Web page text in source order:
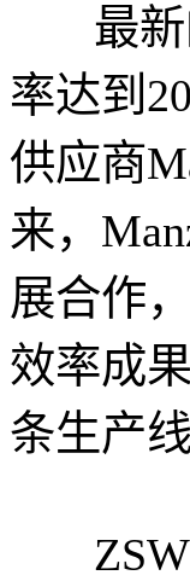
最新
率达到
供应商
来，
展合作
效率成
条生产
ZSW